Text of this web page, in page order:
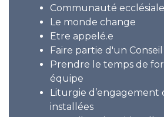
Communauté ecclésiale
Le monde change
Etre appelé.e
Faire partie d'un Conseil
Prendre le temps de
équipe
Liturgie d’engagement
installées